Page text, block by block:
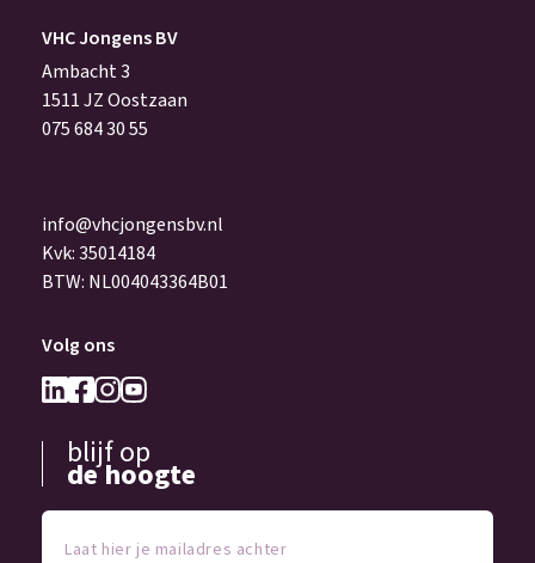
VHC Jongens BV
Ambacht 3
1511 JZ Oostzaan
075 684 30 55
info@vhcjongensbv.nl
Kvk: 35014184
BTW: NL004043364B01
Volg ons
blijf op
de hoogte